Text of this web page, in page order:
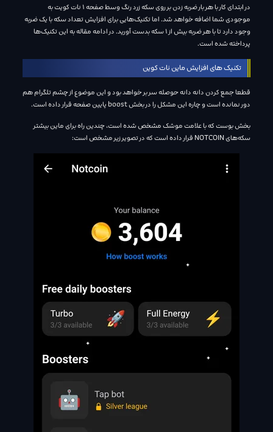
در ابتدای کار با هر بار ضربه زدن بر روی سکه زرد رنگ وسط صفحه 1 نات کویت به
موجودی شما اضافه خواهد شد. اما تکنیک‌هایی برای افزایش تعداد سکه با یک ضربه
وجود دارد تا با هر ضربه بیش از 1 سکه بدست آورید. در ادامه مقاله به این تکنیک‌ها
پرداخته شده است.
تکنیک های افزایش ماین نات کوین
قطعا جمع کردن دانه دانه حوصله سر بر خواهد بود و این موضوع از چشم تلگرام هم
دور نمانده است و چاره این مشکل را در بخش boost پایین صفحه قرار داده است.
بخش بوست که با علامت موشک مشخص شده است، چندین راه برای ماین بیشتر
سکه‌های NOTCOIN قرار داده است که در تصویر زیر مشخص است: